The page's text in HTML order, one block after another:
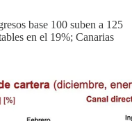
base 100 suben a 125
en el 19%; Canarias